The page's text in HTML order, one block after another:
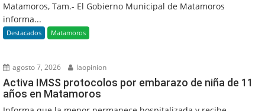
Matamoros, Tam.- El Gobierno Municipal de Matamoros
informa...
Destacados Matamoros
agosto 7, 2026 laopinion
Activa IMSS protocolos por embarazo de niña de 11
años en Matamoros